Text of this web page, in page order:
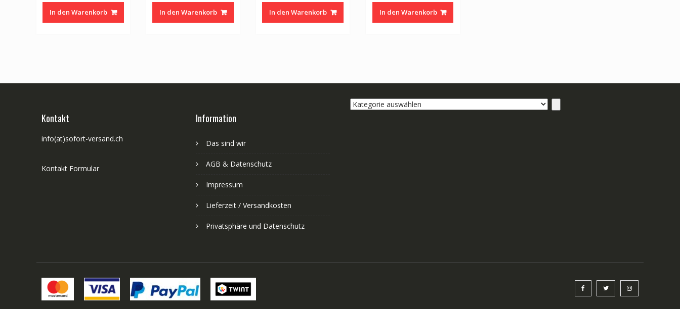
In den Warenkorb In den Warenkorb In den Warenkorb In den Warenkorb
Kontakt
info(at)sofort-versand.ch
Kontakt Formular
Information
Das sind wir
AGB & Datenschutz
Impressum
Lieferzeit / Versandkosten
Privatsphäre und Datenschutz
Kategorie